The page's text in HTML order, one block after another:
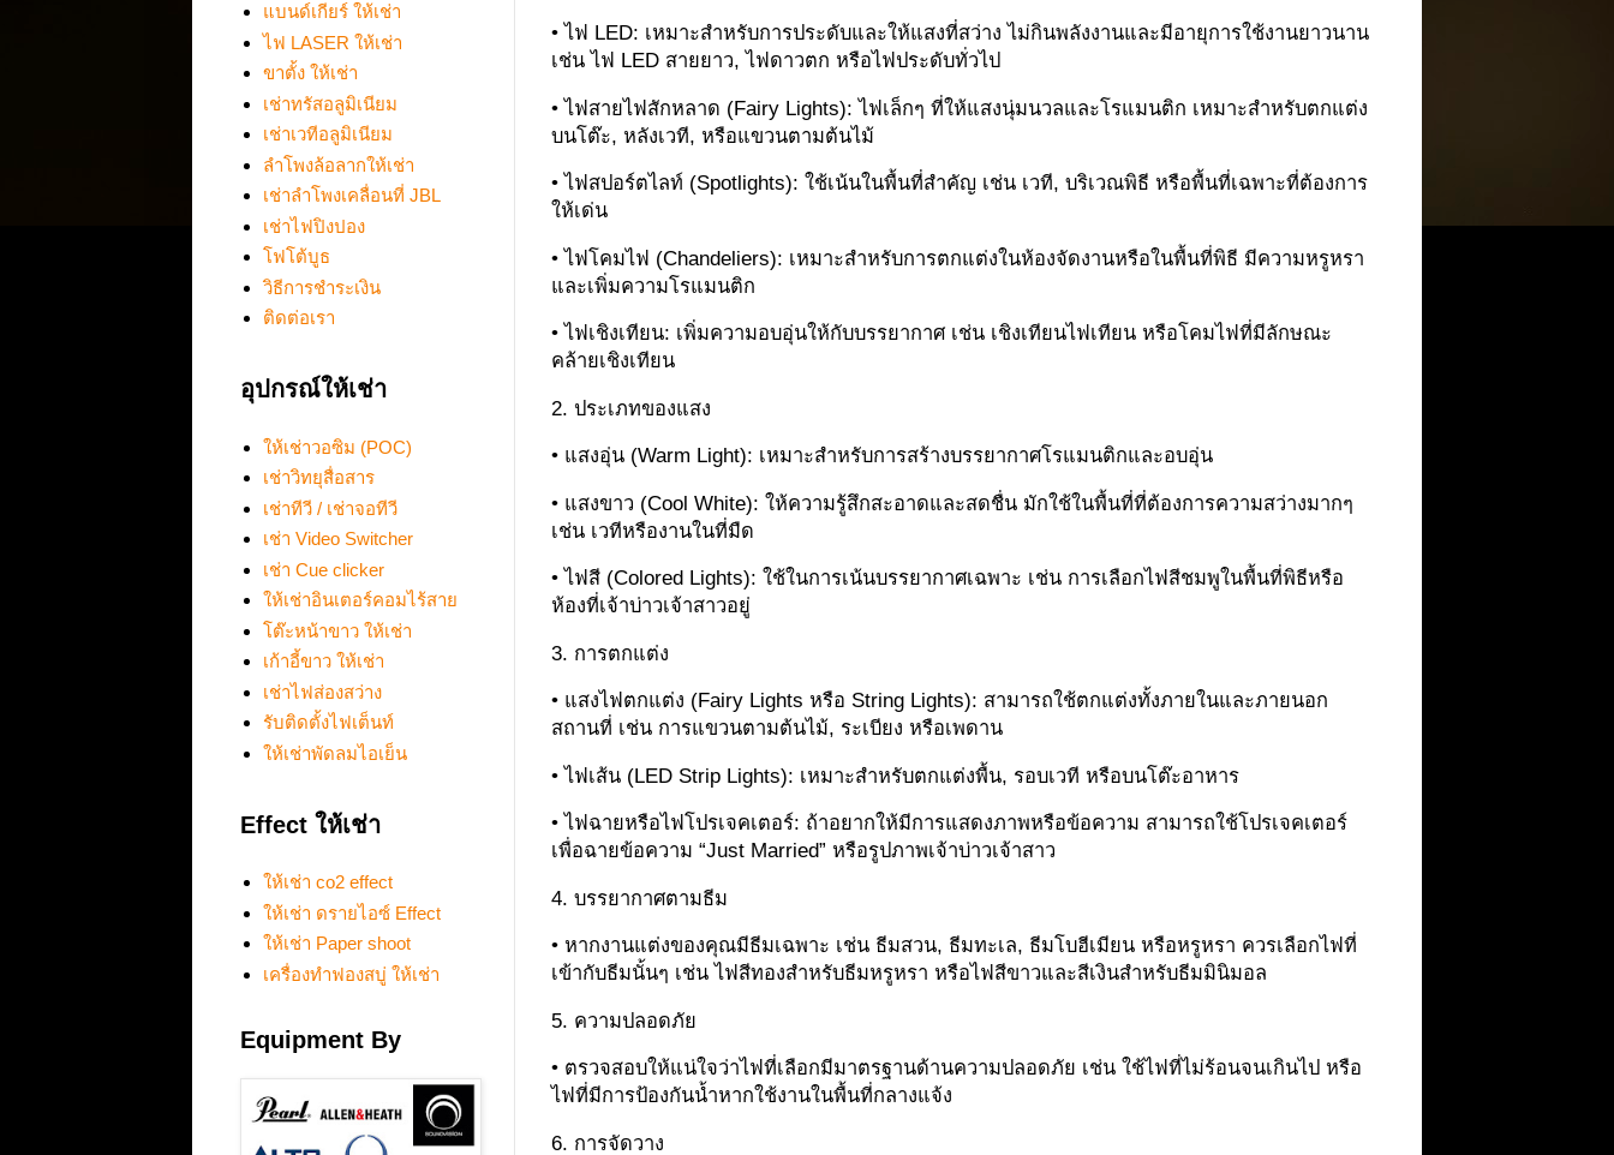
• ไฟ LED: เหมาะสำหรับการประดับและให้แสงที่สว่าง ไม่กินพลังงานและมีอายุการใช้งานยาวนาน
เช่น ไฟ LED สายยาว, ไฟดาวตก หรือไฟประดับทั่วไป
• ไฟสายไฟสักหลาด (Fairy Lights): ไฟเล็กๆ ที่ให้แสงนุ่มนวลและโรแมนติก เหมาะสำหรับตกแต่ง
บนโต๊ะ, หลังเวที, หรือแขวนตามต้นไม้
• ไฟสปอร์ตไลท์ (Spotlights): ใช้เน้นในพื้นที่สำคัญ เช่น เวที, บริเวณพิธี หรือพื้นที่เฉพาะที่ต้องการ
ให้เด่น
• ไฟโคมไฟ (Chandeliers): เหมาะสำหรับการตกแต่งในห้องจัดงานหรือในพื้นที่พิธี มีความหรูหรา
และเพิ่มความโรแมนติก
• ไฟเชิงเทียน: เพิ่มความอบอุ่นให้กับบรรยากาศ เช่น เชิงเทียนไฟเทียน หรือโคมไฟที่มีลักษณะ
คล้ายเชิงเทียน
2. ประเภทของแสง
• แสงอุ่น (Warm Light): เหมาะสำหรับการสร้างบรรยากาศโรแมนติกและอบอุ่น
• แสงขาว (Cool White): ให้ความรู้สึกสะอาดและสดชื่น มักใช้ในพื้นที่ที่ต้องการความสว่างมากๆ
เช่น เวทีหรืองานในที่มืด
• ไฟสี (Colored Lights): ใช้ในการเน้นบรรยากาศเฉพาะ เช่น การเลือกไฟสีชมพูในพื้นที่พิธีหรือ
ห้องที่เจ้าบ่าวเจ้าสาวอยู่
3. การตกแต่ง
• แสงไฟตกแต่ง (Fairy Lights หรือ String Lights): สามารถใช้ตกแต่งทั้งภายในและภายนอก
สถานที่ เช่น การแขวนตามต้นไม้, ระเบียง หรือเพดาน
• ไฟเส้น (LED Strip Lights): เหมาะสำหรับตกแต่งพื้น, รอบเวที หรือบนโต๊ะอาหาร
• ไฟฉายหรือไฟโปรเจคเตอร์: ถ้าอยากให้มีการแสดงภาพหรือข้อความ สามารถใช้โปรเจคเตอร์
เพื่อฉายข้อความ “Just Married” หรือรูปภาพเจ้าบ่าวเจ้าสาว
4. บรรยากาศตามธีม
• หากงานแต่งของคุณมีธีมเฉพาะ เช่น ธีมสวน, ธีมทะเล, ธีมโบฮีเมียน หรือหรูหรา ควรเลือกไฟที่
เข้ากับธีมนั้นๆ เช่น ไฟสีทองสำหรับธีมหรูหรา หรือไฟสีขาวและสีเงินสำหรับธีมมินิมอล
5. ความปลอดภัย
• ตรวจสอบให้แน่ใจว่าไฟที่เลือกมีมาตรฐานด้านความปลอดภัย เช่น ใช้ไฟที่ไม่ร้อนจนเกินไป หรือ
ไฟที่มีการป้องกันน้ำหากใช้งานในพื้นที่กลางแจ้ง
6. การจัดวาง
แบนด์เกียร์ ให้เช่า
ไฟ LASER ให้เช่า
ขาตั้ง ให้เช่า
เช่าทรัสอลูมิเนียม
เช่าเวทีอลูมิเนียม
ลำโพงล้อลากให้เช่า
เช่าลำโพงเคลื่อนที่ JBL
เช่าไฟปิงปอง
โฟโต้บูธ
วิธีการชำระเงิน
ติดต่อเรา
อุปกรณ์ให้เช่า
ให้เช่าวอซิม (POC)
เช่าวิทยุสื่อสาร
เช่าทีวี / เช่าจอทีวี
เช่า Video Switcher
เช่า Cue clicker
ให้เช่าอินเตอร์คอมไร้สาย
โต๊ะหน้าขาว ให้เช่า
เก้าอี้ขาว ให้เช่า
เช่าไฟส่องสว่าง
รับติดตั้งไฟเต็นท์
ให้เช่าพัดลมไอเย็น
Effect ให้เช่า
ให้เช่า co2 effect
ให้เช่า ดรายไอซ์ Effect
ให้เช่า Paper shoot
เครื่องทำฟองสบู่ ให้เช่า
Equipment By